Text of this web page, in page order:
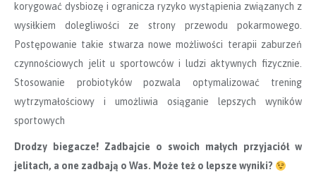
korygować dysbiozę i ogranicza ryzyko wystąpienia związanych z
wysiłkiem dolegliwości ze strony przewodu pokarmowego.
Postępowanie takie stwarza nowe możliwości terapii zaburzeń
czynnościowych jelit u sportowców i ludzi aktywnych fizycznie.
Stosowanie probiotyków pozwala optymalizować trening
wytrzymałościowy i umożliwia osiąganie lepszych wyników
sportowych
Drodzy biegacze! Zadbajcie o swoich małych przyjaciół w
jelitach, a one zadbają o Was. Może też o lepsze wyniki?